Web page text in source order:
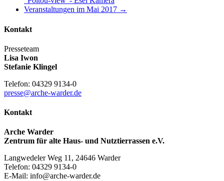
Veranstaltungen im Mai 2017 →
Kontakt
Presseteam
Lisa Iwon
Stefanie Klingel
Telefon: 04329 9134-0
presse@arche-warder.de
Kontakt
Arche Warder
Zentrum für alte Haus- und Nutztierrassen e.V.
Langwedeler Weg 11, 24646 Warder
Telefon: 04329 9134-0
E-Mail: info@arche-warder.de